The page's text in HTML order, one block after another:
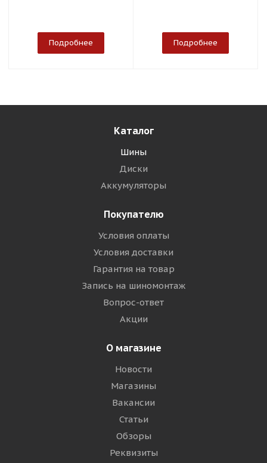
Подробнее Подробнее
Каталог
Шины
Диски
Аккумуляторы
Покупателю
Условия оплаты
Условия доставки
Гарантия на товар
Запись на шиномонтаж
Вопрос-ответ
Акции
О магазине
Новости
Магазины
Вакансии
Статьи
Обзоры
Реквизиты